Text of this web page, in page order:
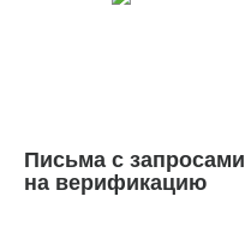
Письма с запросами
на верификацию